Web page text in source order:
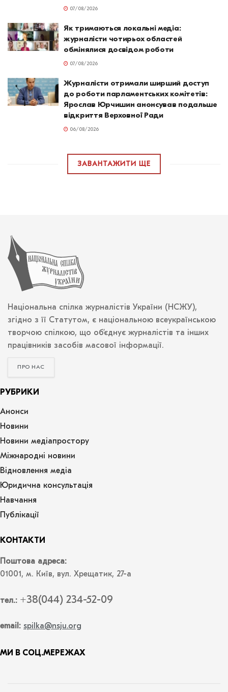
07/08/2026
Як тримаються локальні медіа:
журналісти чотирьох областей
обмінялися досвідом роботи
07/08/2026
Журналісти отримали ширший доступ
до роботи парламентських комітетів:
Ярослав Юрчишин анонсував подальше
відкриття Верховної Ради
06/08/2026
ЗАВАНТАЖИТИ ЩЕ
Національна спілка журналістів України (НСЖУ),
згідно з її Статутом, є національною всеукраїнською
творчою спілкою, що об’єднує журналістів та інших
працівників засобів масової інформації.
ПРО НАС
РУБРИКИ
Анонси
Новини
Новини медіапростору
Міжнародні новини
Відновлення медіа
Юридична консультація
Навчання
Публікації
КОНТАКТИ
Поштова адреса:
01001, м. Київ, вул. Хрещатик, 27-а
тел.: +38(044) 234-52-09
email: spilka@nsju.org
МИ В СОЦ.МЕРЕЖАХ